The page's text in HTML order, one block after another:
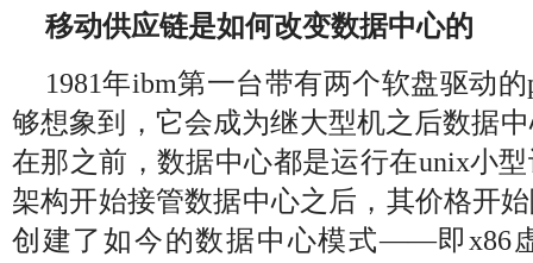
移动供应链是如何改变数据中心的
1981年ibm第一台带有两个软盘驱动
够想象到，它会成为继大型机之后数据
在那之前，数据中心都是运行在unix小
架构开始接管数据中心之后，其价格开
创建了如今的数据中心模式——即x86